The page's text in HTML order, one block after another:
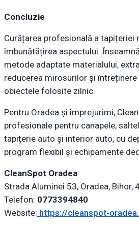
Concluzie
Curățarea profesională a tapițeriei
îmbunătățirea aspectului.
metode adaptate materialului,
reducerea mirosurilor și
obiectele folosite zilnic.
Pentru Oradea și împrejurimi,
profesionale pentru canapele,
tapițerie auto și interior auto, cu
program flexibil și echipamente
CleanSpot Oradea
Strada Aluminei 53, Oradea, Bihor,
Telefon: 0773394840
Website: https://cleanspot-